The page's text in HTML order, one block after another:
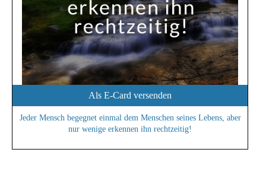
Als E-Card versenden
Jeder Mensch begegnet einmal dem Menschen seines Lebens, aber
nur wenige erkennen ihn rechtzeitig!